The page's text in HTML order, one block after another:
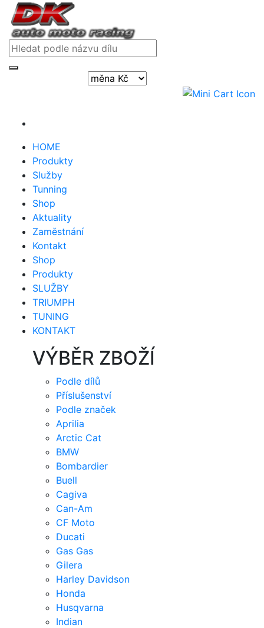
HOME
Produkty
Služby
Tunning
Shop
Aktuality
Zaměstnání
Kontakt
Shop
Produkty
SLUŽBY
TRIUMPH
TUNING
KONTAKT
VÝBĚR ZBOŽÍ
Podle dílů
Příslušenství
Podle značek
Aprilia
Arctic Cat
BMW
Bombardier
Buell
Cagiva
Can-Am
CF Moto
Ducati
Gas Gas
Gilera
Harley Davidson
Honda
Husqvarna
Indian